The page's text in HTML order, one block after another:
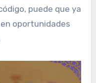
puede que ya
oportunidades